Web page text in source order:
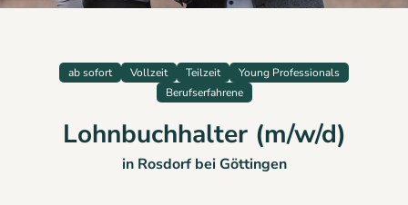
ab sofort Vollzeit Teilzeit
Young Professionals
Berufserfahrene
Lohnbuchhalter (m/w/d)
in Rosdorf bei Göttingen